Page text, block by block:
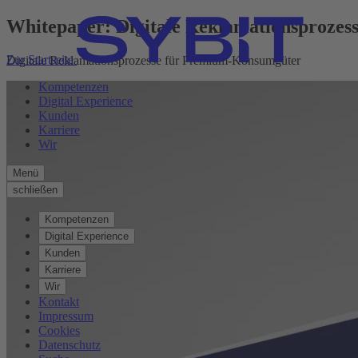
Zur Startseite
Kompetenzen
Digital Experience
Kunden
Karriere
Wir
Menü
schließen
Kompetenzen
Digital Experience
Kunden
Karriere
Wir
Kontakt
Impressum
Cookies
Datenschutz
Whitepaper: Digitale
Digitale Reklamationsprozesse für Premium-Konsumgüter